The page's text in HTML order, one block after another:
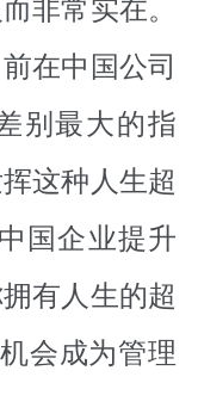
在中国公司
别最大的指
这种人生超
国企业提升
有人生的超
会成为管理